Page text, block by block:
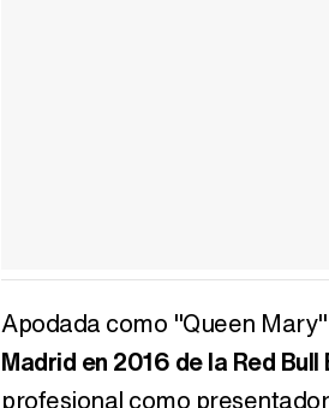
Apodada como "Queen
Madrid en 2016 de la Red
profesional como